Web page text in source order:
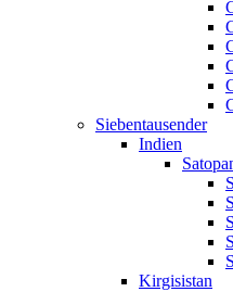
Siebentausender
Indien
Kirgisistan